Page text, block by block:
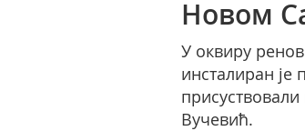
Новом
У оквиру
инсталиран је
Вучевић.